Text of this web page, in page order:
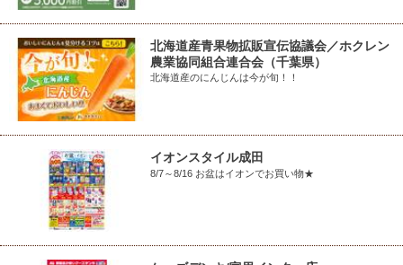
北海道産青果物拡販宣伝協議会／ホクレン
農業協同組合連合会（千葉県）
北海道産のにんじんは今が旬！！
イオンスタイル成田
8/7～8/16 お盆はイオンでお買い物★